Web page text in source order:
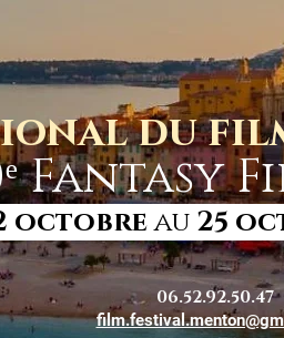
du
Fantasy
06.52.92.50.47
octobreau 25